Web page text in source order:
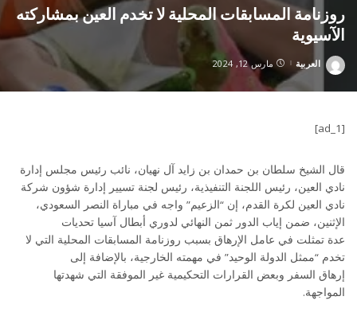
روزنامة المسابقات المحلية لا تخدم العين بمشاركته
الآسيوية
Posted
العربية مارس 12, 2024
[ad_1]
قال الشيخ سلطان بن حمدان بن زايد آل نهيان، نائب رئيس مجلس إدارة
نادي العين، رئيس اللجنة التنفيذية، رئيس لجنة تسيير إدارة شؤون شركة
نادي العين لكرة القدم، إن “الزعيم” واجه في مباراة النصر السعودي،
الإثنين، ضمن إياب الدور ثمن النهائي لدوري أبطال آسيا تحديات
عدة تمثلت في عامل الإرهاق بسبب روزنامة المسابقات المحلية التي لا
تخدم “ممثل الدولة الوحيد” في مهمته الخارجية، بالإضافة إلى
إرهاق السفر وبعض القرارات التحكيمية غير الموفقة التي شهدتها
المواجهة.